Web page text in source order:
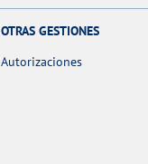
OTRAS GESTIONES
Autorizaciones